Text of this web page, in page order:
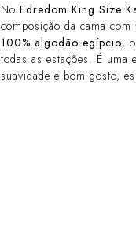
NoEdredom King Size
composição da cama
100% algodão egípcio,
todas as estações. É
suavidade e bom gosto,